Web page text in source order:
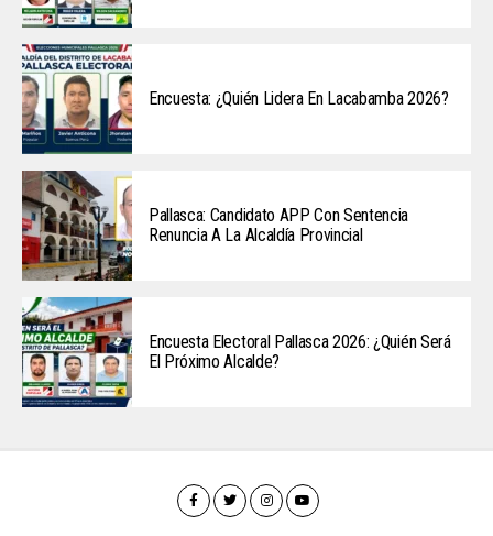
Encuesta: ¿Quién Lidera En Lacabamba 2026?
Pallasca: Candidato APP Con Sentencia
Renuncia A La Alcaldía Provincial
Encuesta Electoral Pallasca 2026: ¿Quién Será
El Próximo Alcalde?